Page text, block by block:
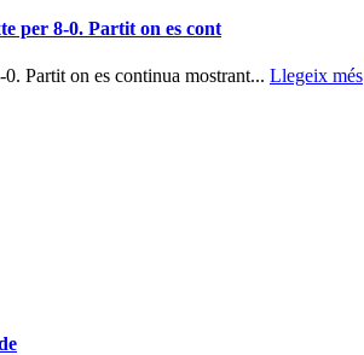
8-0. Partit on es cont
on es continua mostrant... Llegeix més